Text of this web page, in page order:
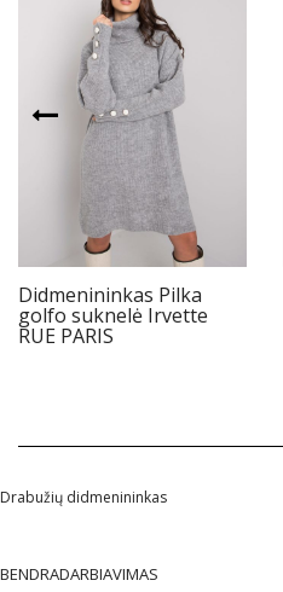
Didmenininkas Pilka
golfo suknelė Irvette
RUE PARIS
Drabužių didmenininkas
BENDRADARBIAVIMAS